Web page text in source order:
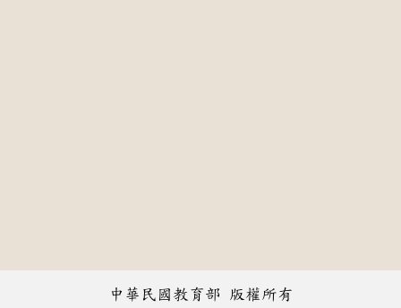
中華民國教育部 版權所有